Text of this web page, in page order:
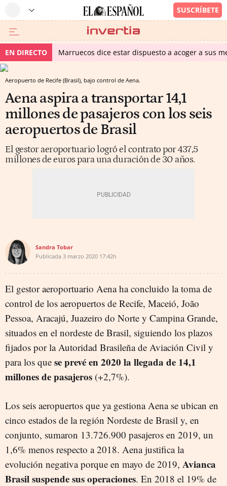
EN DIRECTO Marruecos dice estar dispuesto a acoger a sus
Aeropuerto de Recife (Brasil), bajo control de Aena.
Aena aspira a transportar 14,1
millones de pasajeros con los seis
aeropuertos de Brasil
El gestor aeroportuario logró el contrato por 437,5
millones de euros para una duración de 30 años.
Sandra Tobar
Publicada 3 marzo 2020 17:42h
El gestor aeroportuario Aena ha concluido la toma de
control de los aeropuertos de Recife, Maceió, João
Pessoa, Aracajú, Juazeiro do Norte y Campina Grande,
situados en el nordeste de Brasil, siguiendo los plazos
fijados por la Autoridad Brasileña de Aviación Civil y
para los que se prevé en 2020 la llegada de 14,1
millones de pasajeros (+2,7%).
Los seis aeropuertos que ya gestiona Aena se ubican en
cinco estados de la región Nordeste de Brasil y, en
conjunto, sumaron 13.726.900 pasajeros en 2019, un
1,6% menos respecto a 2018. Aena justifica la
evolución negativa porque en mayo de 2019, Avianca
Brasil suspende sus operaciones. En 2018 el 19% de